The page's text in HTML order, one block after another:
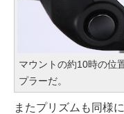
マウントの約10時の位
プラーだ。
またプリズムも同様